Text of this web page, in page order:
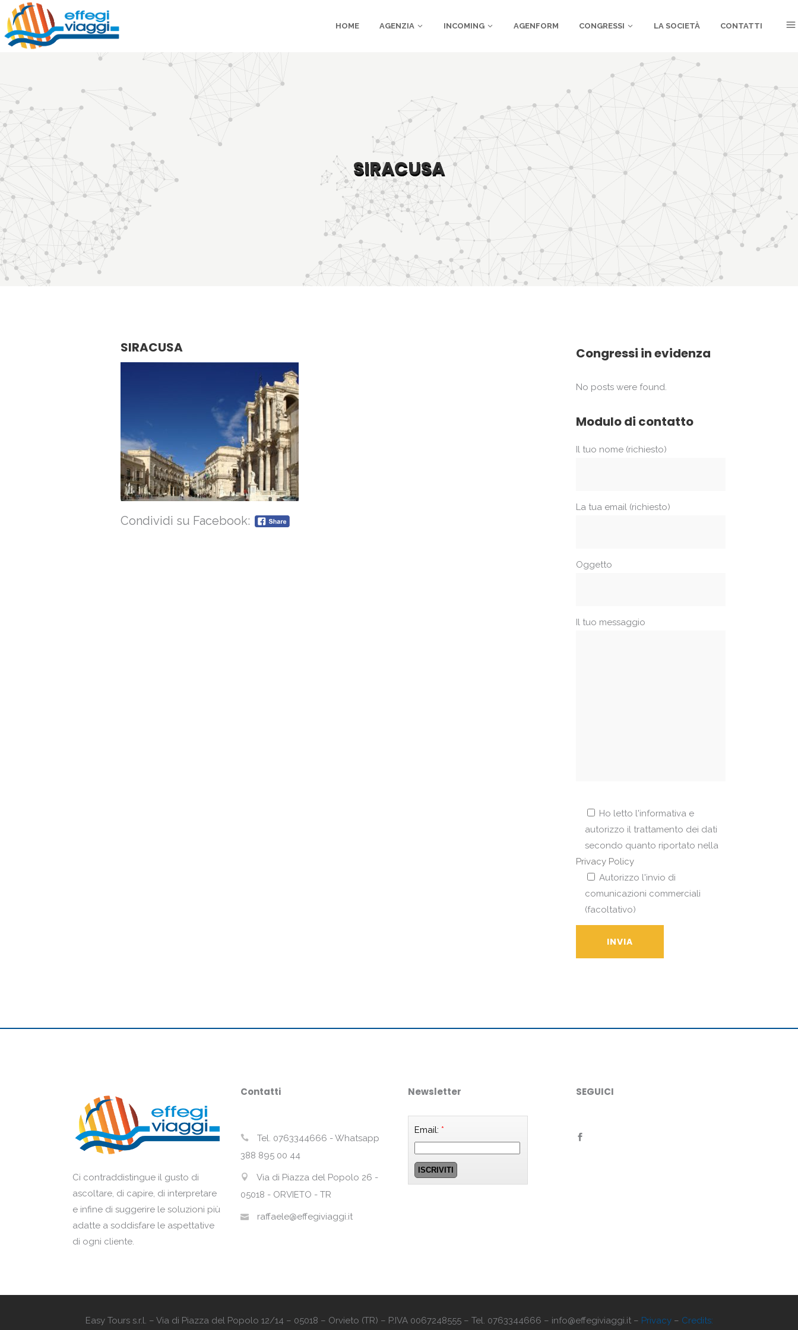
HOME AGENZIA INCOMING AGENFORM CONGRESSI LA SOCIETÀ CONTATTI
SIRACUSA
SIRACUSA
Condividi su Facebook:
Congressi in evidenza
No posts were found.
Modulo di contatto
Il tuo nome (richiesto)
La tua email (richiesto)
Oggetto
Il tuo messaggio
Ho letto l'informativa e
autorizzo il trattamento dei dati
secondo quanto riportato nella
Privacy Policy
Autorizzo l'invio di
comunicazioni commerciali
(facoltativo)
Ci contraddistingue il gusto di
ascoltare, di capire, di interpretare
e infine di suggerire le soluzioni più
adatte a soddisfare le aspettative
di ogni cliente.
Contatti
Tel. 0763344666 - Whatsapp
388 895 00 44
Via di Piazza del Popolo 26 -
05018 - ORVIETO - TR
raffaele@effegiviaggi.it
Newsletter
Email: *
SEGUICI
Easy Tours s.r.l. – Via di Piazza del Popolo 12/14 – 05018 – Orvieto (TR) – P.IVA 0067248555 – Tel. 0763344666 – info@effegiviaggi.it – Privacy– Credits: